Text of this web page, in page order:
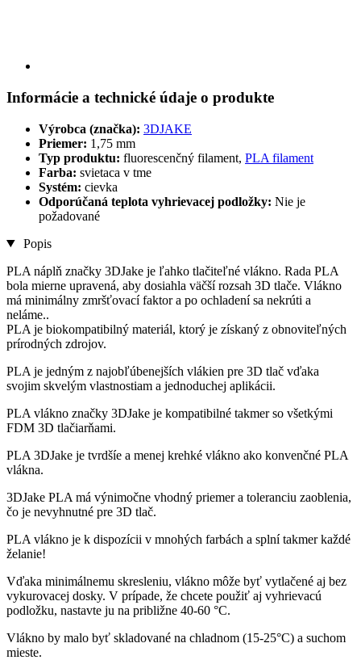
Informácie a technické údaje o produkte
Výrobca (značka): 3DJAKE
Priemer: 1,75 mm
Typ produktu: fluorescenčný filament, PLA filament
Farba: svietaca v tme
Systém: cievka
Odporúčaná teplota vyhrievacej podložky: Nie je
požadované
Popis
PLA náplň značky 3DJake je ľahko tlačiteľné vlákno. Rada PLA
bola mierne upravená, aby dosiahla väčší rozsah 3D tlače. Vlákno
má minimálny zmršťovací faktor a po ochladení sa nekrúti a
neláme..
PLA je biokompatibilný materiál, ktorý je získaný z obnoviteľných
prírodných zdrojov.
PLA je jedným z najobľúbenejších vlákien pre 3D tlač vďaka
svojim skvelým vlastnostiam a jednoduchej aplikácii.
PLA vlákno značky 3DJake je kompatibilné takmer so všetkými
FDM 3D tlačiarňami.
PLA 3DJake je tvrdšíe a menej krehké vlákno ako konvenčné PLA
vlákna.
3DJake PLA má výnimočne vhodný priemer a toleranciu zaoblenia,
čo je nevyhnutné pre 3D tlač.
PLA vlákno je k dispozícii v mnohých farbách a splní takmer každé
želanie!
Vďaka minimálnemu skresleniu, vlákno môže byť vytlačené aj bez
vykurovacej dosky. V prípade, že chcete použiť aj vyhrievacú
podložku, nastavte ju na približne 40-60 °C.
Vlákno by malo byť skladované na chladnom (15-25°C) a suchom
mieste.